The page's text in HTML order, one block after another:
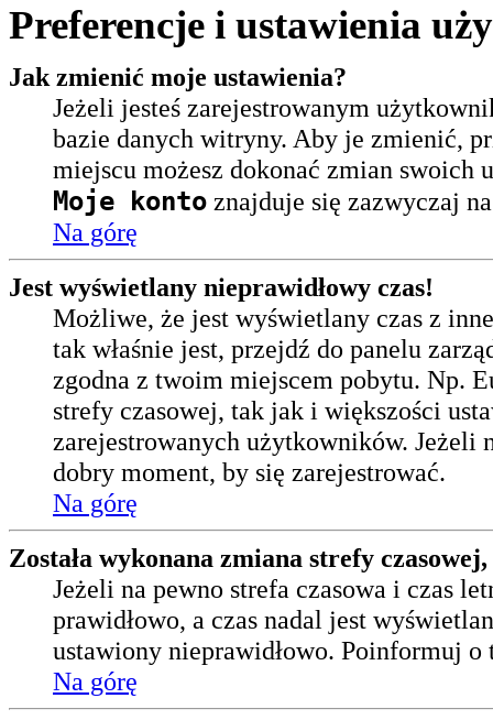
Preferencje i ustawienia
Jak zmienić moje ustawienia?
Jeżeli jesteś zarejestrowanym
bazie danych witryny. Aby je zmienić,
miejscu możesz dokonać zmian swoich
Moje konto znajduje się zazwyczaj
Na górę
Jest wyświetlany nieprawidłowy czas!
Możliwe, że jest wyświetlany czas z
tak właśnie jest, przejdź do panelu
zgodna z twoim miejscem pobytu. Np.
strefy czasowej, tak jak i większości
zarejestrowanych użytkowników. Jeżeli
dobry moment, by się zarejestrować.
Na górę
Została wykonana zmiana strefy
Jeżeli na pewno strefa czasowa i czas
prawidłowo, a czas nadal jest
ustawiony nieprawidłowo. Poinformuj
Na górę